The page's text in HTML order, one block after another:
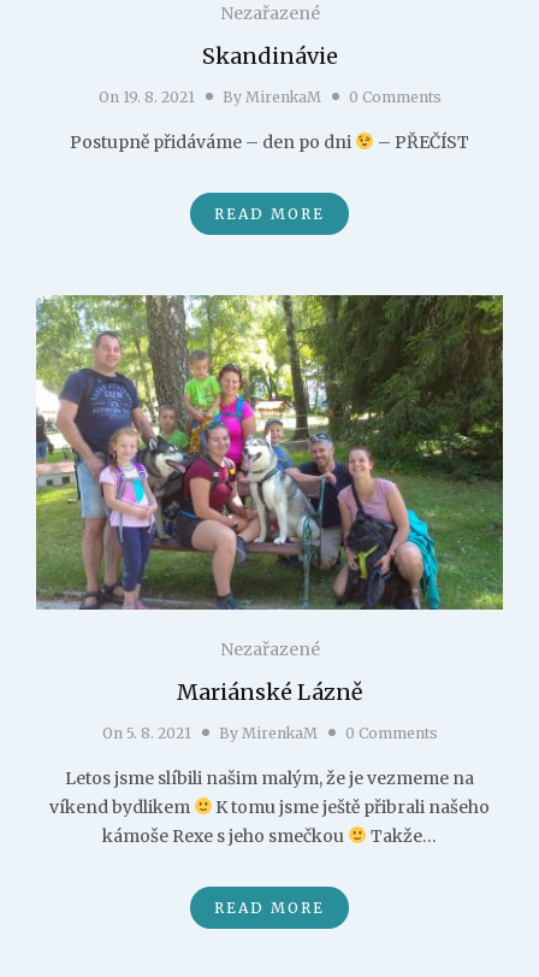
Nezařazené
Skandinávie
On 19. 8. 2021 By MirenkaM 0 Comments
Postupně přidáváme – den po dni – PŘEČÍST
READ MORE
Nezařazené
Mariánské Lázně
On 5. 8. 2021 By MirenkaM 0 Comments
Letos jsme slíbili našim malým, že je vezmeme na
víkend bydlikem
K tomu jsme ještě přibrali našeho
kámoše Rexe s jeho smečkou
Takže…
READ MORE